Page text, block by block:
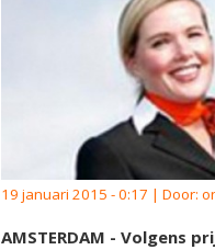
19 januari 2015 - 0:17 | Door:
AMSTERDAM - Volgens